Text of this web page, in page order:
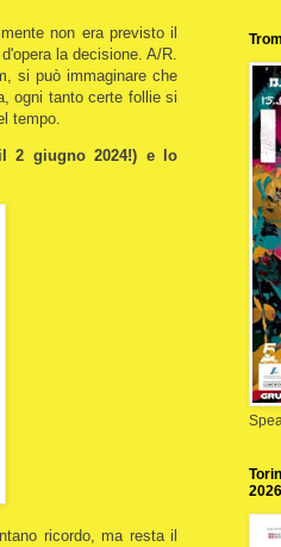
non era previsto il
la decisione. A/R.
si può immaginare che
ogni tanto certe follie si
tempo.
2 giugno 2024!) e lo
ricordo, ma resta il
2026